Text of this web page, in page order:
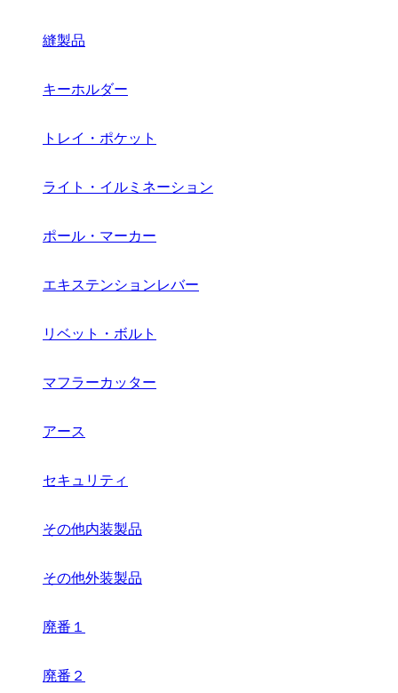
縫製品
キーホルダー
トレイ・ポケット
ライト・イルミネーション
ポール・マーカー
エキステンションレバー
リベット・ボルト
マフラーカッター
アース
セキュリティ
その他内装製品
その他外装製品
廃番１
廃番２